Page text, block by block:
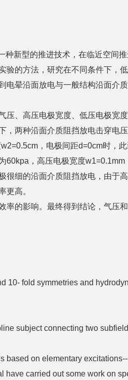
新型的推进技术，在临近空间
验的方法，研究在不同条件下
电晕沿面放电与一般结构沿面
压、高压电极宽度、低压电极宽
，两种沿面介质阻挡放电击穿
，电极间距d=0cm时，
60kpa，高压电极宽度
很细的沿面介质阻挡放电，由于
更高。
率的影响。最终得到结论，气
10- fold symmetries and
subject connecting two
based on elementary
have carried out some work on